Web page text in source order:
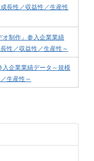
長性／収益性／生産性
制作」参入企業業績
性／収益性／生産性～
企業業績データ～規模
生産性～